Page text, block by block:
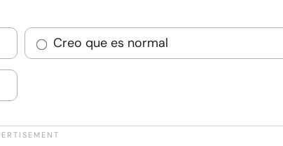
Creo que es normal